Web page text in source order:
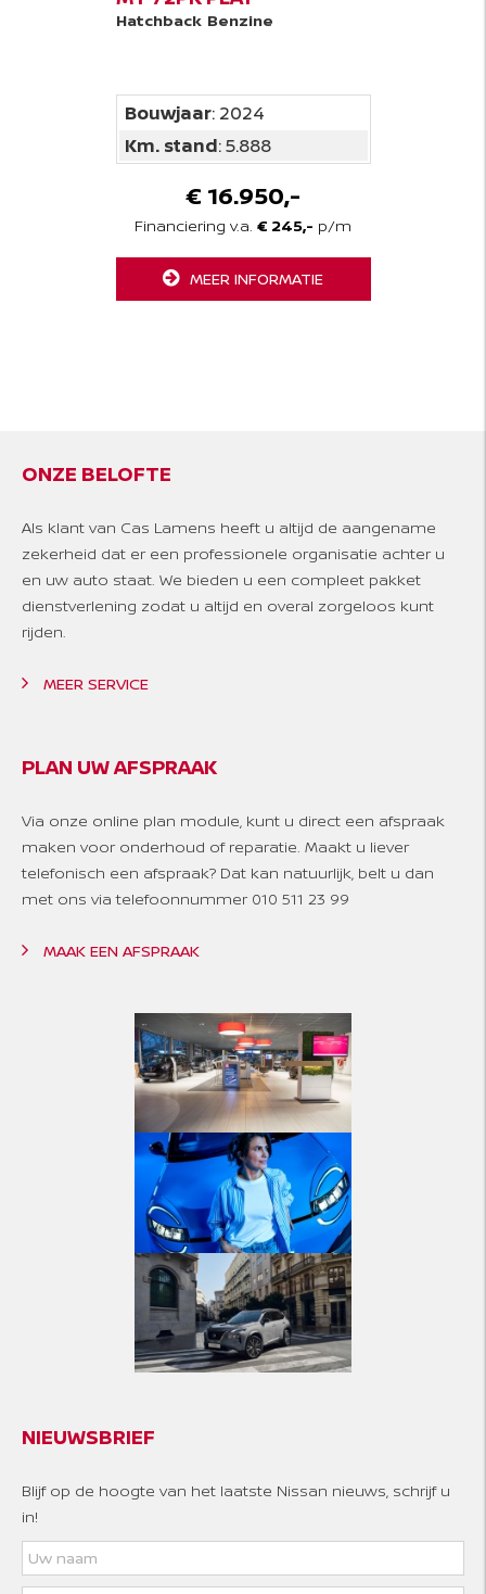
Hatchback Benzine
Bouwjaar: 2024
Km. stand: 5.888
€ 16.950,-
Financiering v.a. € 245,- p/m
MEER INFORMATIE
ONZE BELOFTE
Als klant van Cas Lamens heeft u altijd de aangename
zekerheid dat er een professionele organisatie achter u
en uw auto staat. We bieden u een compleet pakket
dienstverlening zodat u altijd en overal zorgeloos kunt
rijden.
MEER SERVICE
PLAN UW AFSPRAAK
Via onze online plan module, kunt u direct een afspraak
maken voor onderhoud of reparatie. Maakt u liever
telefonisch een afspraak? Dat kan natuurlijk, belt u dan
met ons via telefoonnummer 010 511 23 99
MAAK EEN AFSPRAAK
NIEUWSBRIEF
Blijf op de hoogte van het laatste Nissan nieuws, schrijf u
in!